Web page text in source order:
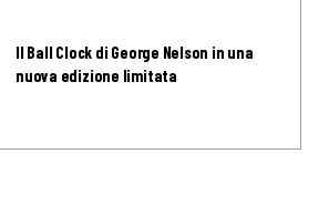
Il Ball Clock di George Nelson in una
nuova edizione limitata